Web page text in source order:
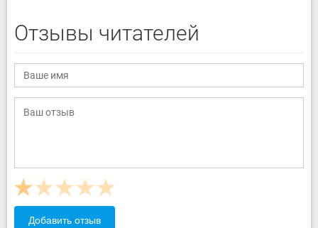
Отзывы читателей
Добавить отзыв